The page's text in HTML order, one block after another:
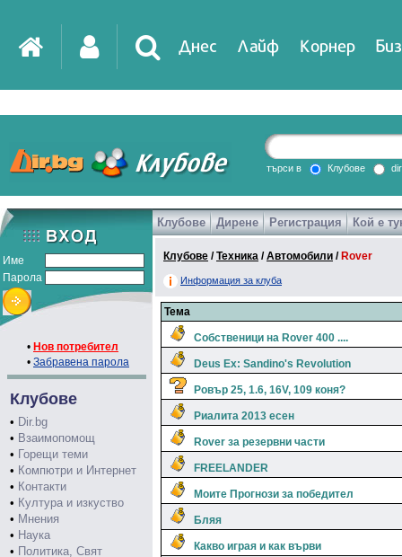
Днес Лайф Корнер
DirTV Impressio
Games
търси в Клубове
Име
Парола
• Нов потребител
• Забравена парола
Клубове
• Dir.bg
• Взаимопомощ
• Горещи теми
• Компютри и Интернет
• Контакти
• Култура и изкуство
• Мнения
• Наука
• Политика, Свят
Клубове Дирене Регистрация Кой е
Клубове /Техника /Автомобили / Rover
Информация за клуба
Тема
Собственици на Rover 400 ....
Deus Ex: Sandino's Revolution
Ровър 25, 1.6, 16V, 109 коня?
Риалита 2013 есен
Rover за резервни части
FREELANDER
Моите Прогнози за победител
Бляя
Какво играя и как върви